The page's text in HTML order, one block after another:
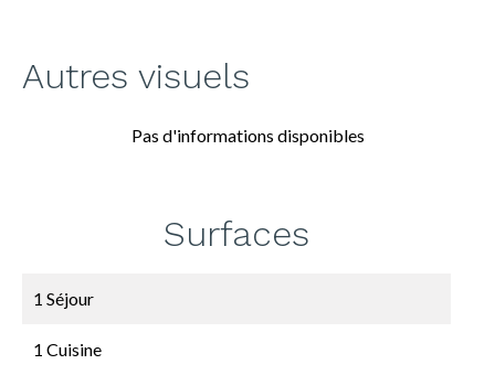
Autres visuels
Pas d'informations disponibles
Surfaces
1 Séjour
1 Cuisine